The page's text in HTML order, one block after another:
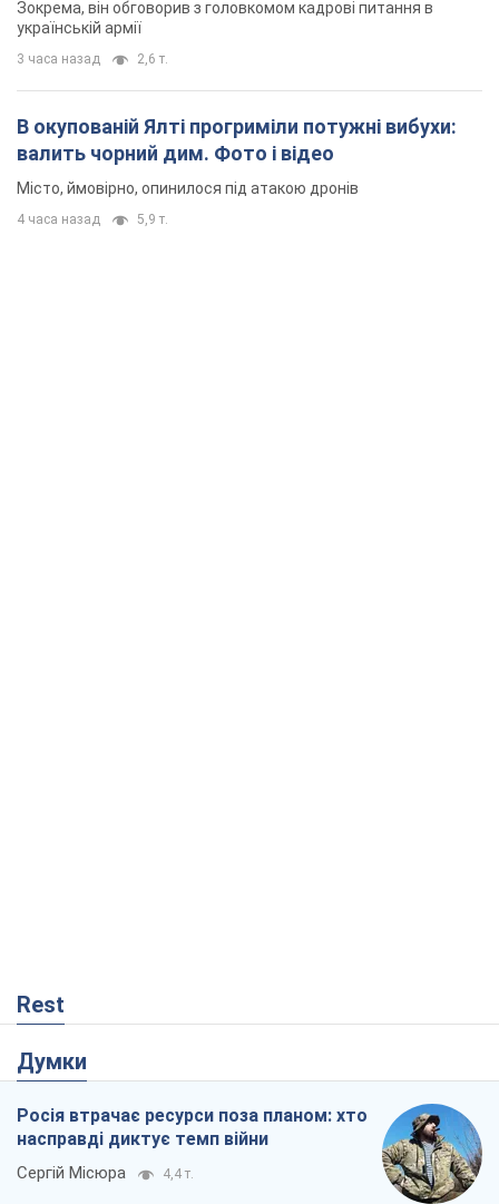
Зокрема, він обговорив з головкомом кадрові питання в
українській армії
3 часа назад 2,6 т.
В окупованій Ялті прогриміли потужні вибухи:
валить чорний дим. Фото і відео
Місто, ймовірно, опинилося під атакою дронів
4 часа назад 5,9 т.
Rest
Думки
Росія втрачає ресурси поза планом: хто
насправді диктує темп війни
Сергій Місюра 4,4 т.